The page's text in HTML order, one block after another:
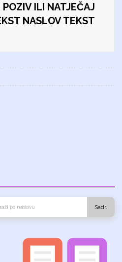
POZIV ILI NATJEČAJ
NASLOV TEKST
Sadr.